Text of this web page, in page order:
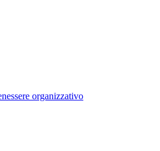
organizzativo